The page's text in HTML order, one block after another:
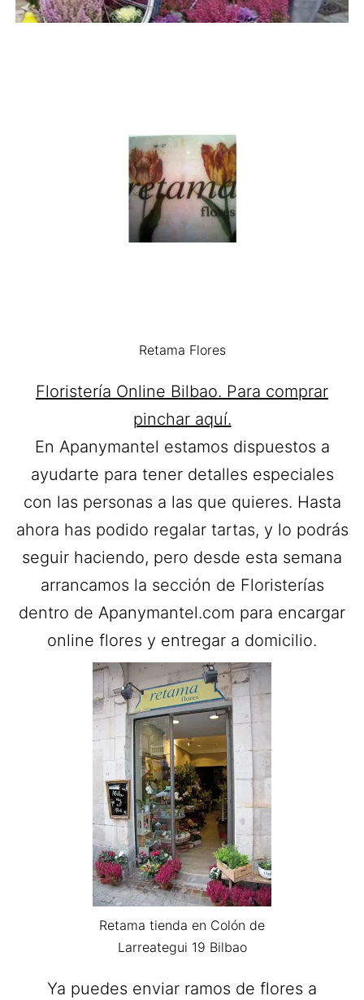
Retama Flores
Floristería Online Bilbao. Para comprar
pinchar aquí.
En Apanymantel estamos dispuestos a
ayudarte para tener detalles especiales
con las personas a las que quieres. Hasta
ahora has podido regalar tartas, y lo podrás
seguir haciendo, pero desde esta semana
arrancamos la sección de Floristerías
dentro de Apanymantel.com para encargar
online flores y entregar a domicilio.
Retama tienda en Colón de
Larreategui 19 Bilbao
Ya puedes enviar ramos de flores a